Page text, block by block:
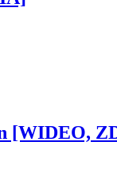
[WIDEO,